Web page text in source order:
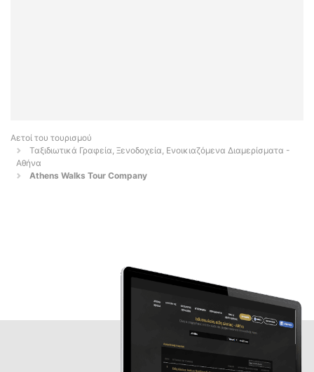
Αετοί του τουρισμού
Ταξιδιωτικά Γραφεία, Ξενοδοχεία, Ενοικιαζόμενα Διαμερίσματα -
Αθήνα
Athens Walks Tour Company